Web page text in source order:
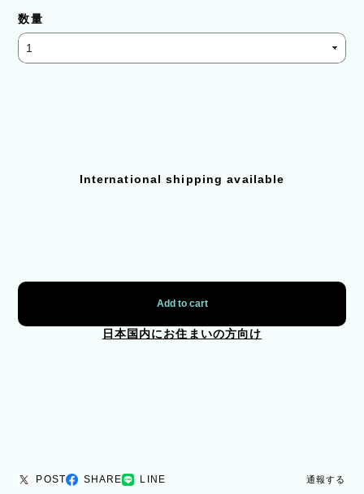
数量
International shipping available
Add to cart
日本国内にお住まいの方向け
POST SHARE LINE 通報する